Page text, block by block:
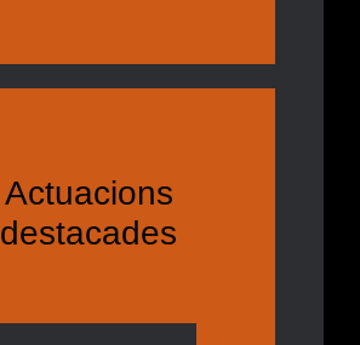
Actuacions
destacades